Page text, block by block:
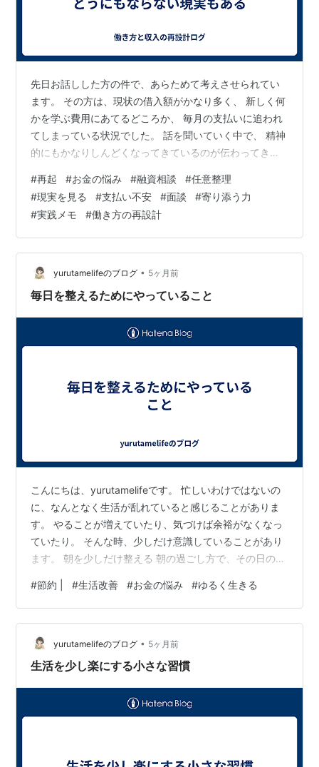
先日お話しした方の件で、あらためて考えさせられてい
ます。 その方は、現状の借入額がかなり多く、 新しく何
かを学ぶ費用にあてるどころか、 毎月の支払いに追われ
てしまっている状況でした。 話を聞いていく中で、 精神
的にもかなりしんどくなってきているのが伝わってきま
いかと思います。 ただ話を聞いて終わりではなく、 少し
でも今より良くなる方法がないか。 何か現実的に動ける
手はないか。 そう考えて、今回は今ある借入をおまとめ
して、 まずは毎月の支払い額を抑える方向で提案しまし
た。 いくつか審査もしてみてもらいました。 でも、結果
はダメでした。 ここはや…
#再起 #お金の悩み #融資相談 #任意整理
#現実を見る #支払い不安 #面談 #寄り添う力
#実践メモ #働き方の再設計
yurutamelifeのブログ • 5ヶ月前
毎日を整えるためにやっていること
こんにちは、yurutamelifeです。 忙しいわけではないの
に、なんとなく生活が乱れていると感じることがありま
す。 やることが増えていたり、気づけば余裕がなくなっ
ていたり。 そんな時、少しだけ意識していることがあり
ます。 朝を少しだけ整える 朝の過ごし方で、その日の気
持ちが変わると感じています。 特別なことをするわけで
はなく、少しだけ落ち着いて過ごす時間を作る。 それだ
けでも、一日が少し整う気がします。 やることを詰めす
ぎない やることが多いと、それだけで疲れてしまいま
す。 だから最近は、予定を詰めすぎないようにしていま
す。 少し余白を残すだけで、気持ちにも余裕が生まれま
#節約 | #生活改善 #お金の悩み #ゆるく生きる
yurutamelifeのブログ • 5ヶ月前
生活を少し楽にする小さな習慣